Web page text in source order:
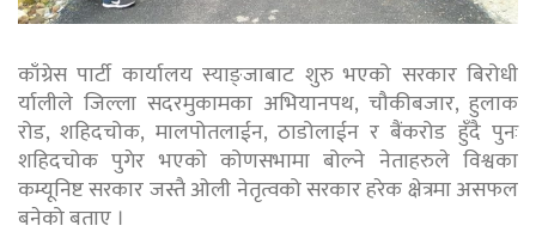
काँग्रेस पार्टी कार्यालय स्याङ्जाबाट शुरु भएको सरकार बिरोधी
र्यालीले जिल्ला सदरमुकामका अभियानपथ, चौकीबजार, हुलाक
रोड, शहिदचोक, मालपोतलाईन, ठाडोलाईन र बैंकरोड हुँदै पुनः
शहिदचोक पुगेर भएको कोणसभामा बोल्ने नेताहरुले विश्वका
कम्यूनिष्ट सरकार जस्तै ओली नेतृत्वको सरकार हरेक क्षेत्रमा असफल
बनेको बताए ।